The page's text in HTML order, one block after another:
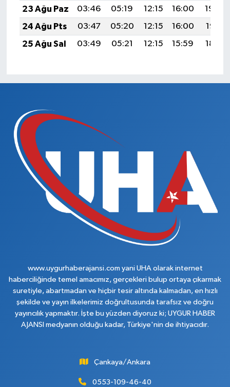
23 Ağu Paz
03:46 05:19 12:15 16:00
19:02
24 Ağu Pts
03:47 05:20 12:15 16:00
19:01
25 Ağu Sal
03:49 05:21 12:15 15:59 18:59
www.uygurhaberajansi.com yani UHA olarak internet
haberciliğinde temel amacımız, gerçekleri bulup ortaya çıkarmak
suretiyle, abartmadan ve hiçbir tesir altında kalmadan, en hızlı
şekilde ve yayın ilkelerimiz doğrultusunda tarafsız ve doğru
yayıncılık yapmaktır. İşte bu yüzden diyoruz ki; UYGUR HABER
AJANSI medyanın olduğu kadar, Türkiye'nin de ihtiyacıdır.
Çankaya/Ankara
0553-109-46-40